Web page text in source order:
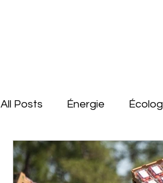
All Posts Énergie
France Dossiers